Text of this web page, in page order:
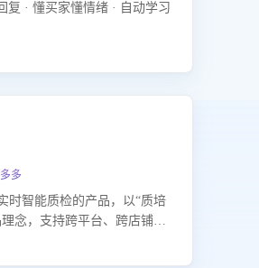
复 · 懂买家懂情绪 · 自动学习
多
时智能质检的产品，以“质培
念，支持跨平台、跨店铺的
的销服能力。